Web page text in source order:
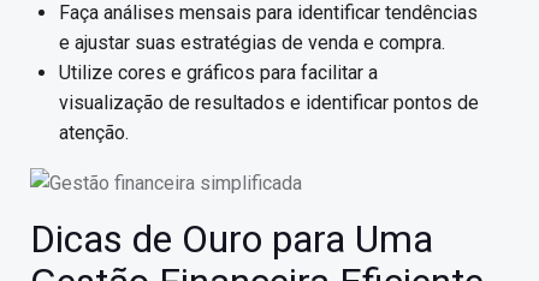
Faça análises mensais para identificar tendências
e ajustar suas estratégias de venda e compra.
Utilize cores e gráficos para facilitar a
visualização de resultados e identificar pontos de
atenção.
Dicas de Ouro para Uma